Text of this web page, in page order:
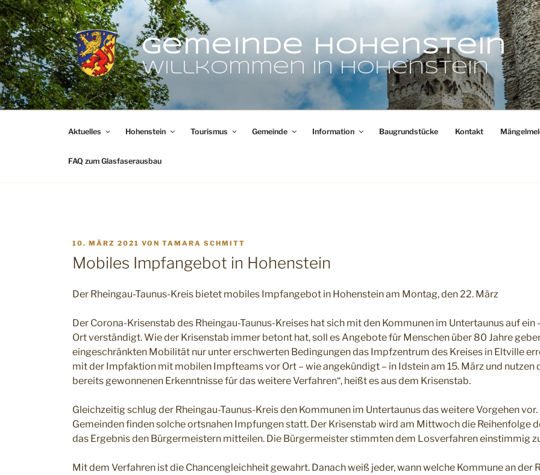
Zum
Inhalt
springen
Gemeinde Hohenstein
Willkommen in Hohenstein
Aktuelles Hohenstein Tourismus Gemeinde Information Baugrundstücke Kontakt
FAQ zum Glasfaserausbau
VERÖFFENTLICHT
AM
10. MÄRZ 2021 VON TAMARA SCHMITT
Mobiles Impfangebot in Hohenstein
Der Rheingau-Taunus-Kreis bietet mobiles Impfangebot in Hohenstein am Montag, den 22. März
Der Corona-Krisenstab des Rheingau-Taunus-Kreises hat sich mit den Kommunen im Untertaunus auf
Ort verständigt. Wie der Krisenstab immer betont hat, soll es Angebote für Menschen über 80 Jahre
eingeschränkten Mobilität nur unter erschwerten Bedingungen das Impfzentrum des Kreises in Eltville
mit der Impfaktion mit mobilen Impfteams vor Ort – wie angekündigt – in Idstein am 15. März und
bereits gewonnenen Erkenntnisse für das weitere Verfahren“, heißt es aus dem Krisenstab.
Gleichzeitig schlug der Rheingau-Taunus-Kreis den Kommunen im Untertaunus das weitere Vorgehen vor.
Gemeinden finden solche ortsnahen Impfungen statt. Der Krisenstab wird am Mittwoch die Reihenfolge
das Ergebnis den Bürgermeistern mitteilen. Die Bürgermeister stimmten dem Losverfahren einstimmig
Mit dem Verfahren ist die Chancengleichheit gewahrt. Danach weiß jeder, wann welche Kommune an der